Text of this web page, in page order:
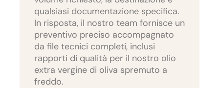
qualsiasi documentazione specifica.
In risposta, il nostro team fornisce un
preventivo preciso accompagnato
da file tecnici completi, inclusi
rapporti di qualità per il nostro olio
extra vergine di oliva spremuto a
freddo.